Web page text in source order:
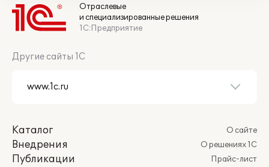
Отраслевые
и специализированные решения
1С:Предприятие
Другие сайты 1С
Каталог
Внедрения
Публикации
О сайте
О решениях 1С
Прайс-лист